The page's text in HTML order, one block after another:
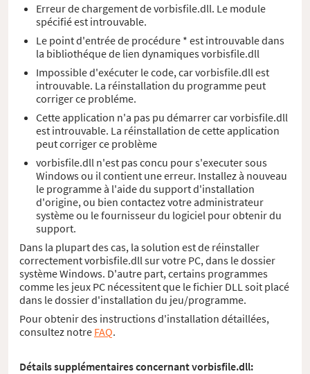
Erreur de chargement de vorbisfile.dll. Le module
spécifié est introuvable.
Le point d'entrée de procédure * est introuvable dans
la bibliothéque de lien dynamiques vorbisfile.dll
Impossible d'exécuter le code, car vorbisfile.dll est
introuvable. La réinstallation du programme peut
corriger ce probléme.
Cette application n'a pas pu démarrer car vorbisfile.dll
est introuvable. La réinstallation de cette application
peut corriger ce problème
vorbisfile.dll n'est pas concu pour s'executer sous
Windows ou il contient une erreur. Installez à nouveau
le programme à l'aide du support d'installation
d'origine, ou bien contactez votre administrateur
système ou le fournisseur du logiciel pour obtenir du
support.
Dans la plupart des cas, la solution est de réinstaller
correctement vorbisfile.dll sur votre PC, dans le dossier
système Windows. D'autre part, certains programmes
comme les jeux PC nécessitent que le fichier DLL soit placé
dans le dossier d'installation du jeu/programme.
Pour obtenir des instructions d'installation détaillées,
consultez notre FAQ.
Détails supplémentaires concernant vorbisfile.dll: